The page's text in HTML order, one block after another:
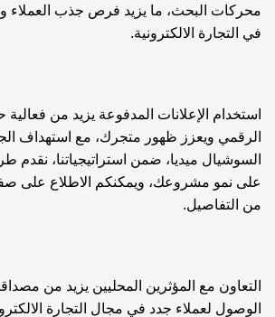
محركات البحث، ما يزيد فرص جذب العملاء
في التجارة الالكترونية.
استخدام الإعلانات المدفوعة يزيد من
الرقمي ويعزز ظهور متجرك، مع استهداف
السوشيال ميديا، ضمن استراتيجياتنا،
على نمو مشروعك، ويمكنكم الاطلاع على
من التفاصيل.
التعاون مع المؤثرين المحليين يزيد من
الوصول لعملاء جدد في مجال التجارة